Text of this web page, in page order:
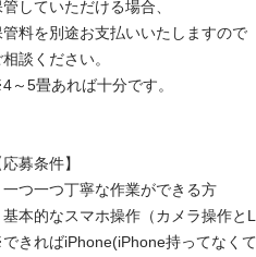
していただける場合、
管料を別途お支払いいたしますので
相談ください。
～5畳あれば十分です。
応募条件】
一つ一つ丁寧な作業ができる方
基本的なスマホ操作（カメラ操作と
きればiPhone(iPhone持ってなく